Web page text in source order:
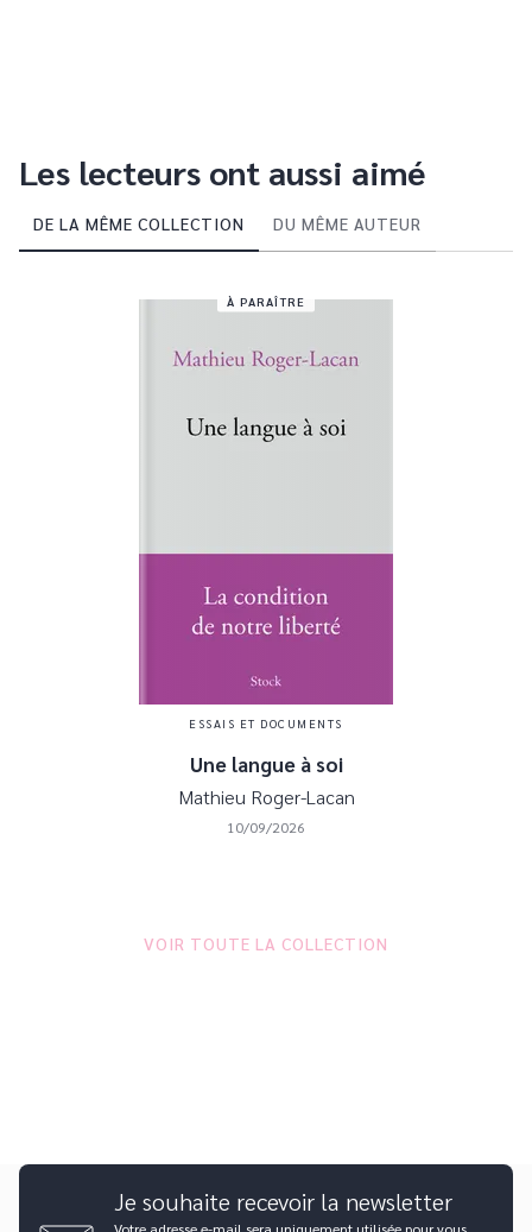
Les lecteurs ont aussi aimé
DE LA MÊME COLLECTION DU MÊME AUTEUR
À PARAÎTRE
ESSAIS ET DOCUMENTS
Une langue à soi
Mathieu Roger-Lacan
10/09/2026
VOIR TOUTE LA COLLECTION
Je souhaite recevoir la newsletter